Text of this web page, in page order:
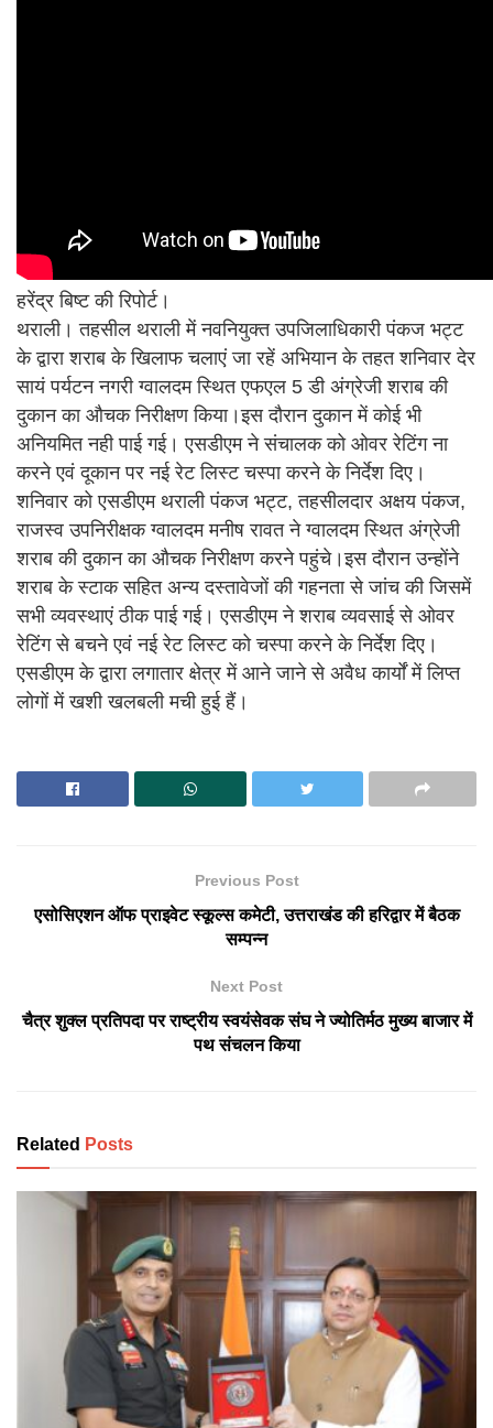
हरेंद्र बिष्ट की रिपोर्ट।
थराली। तहसील थराली में नवनियुक्त उपजिलाधिकारी पंकज भट्ट
के द्वारा शराब के खिलाफ चलाएं जा रहें अभियान के तहत शनिवार देर
सायं पर्यटन नगरी ग्वालदम स्थित एफएल 5 डी अंग्रेजी शराब की
दुकान का औचक निरीक्षण किया।इस दौरान दुकान में कोई भी
अनियमित नही पाई गई। एसडीएम ने संचालक को ओवर रेटिंग ना
करने एवं दूकान पर नई रेट लिस्ट चस्पा करने के निर्देश दिए।
शनिवार को एसडीएम थराली पंकज भट्ट, तहसीलदार अक्षय पंकज,
राजस्व उपनिरीक्षक ग्वालदम मनीष रावत ने ग्वालदम स्थित अंग्रेजी
शराब की दुकान का औचक निरीक्षण करने पहुंचे।इस दौरान उन्होंने
शराब के स्टाक सहित अन्य दस्तावेजों की गहनता से जांच की जिसमें
सभी व्यवस्थाएं ठीक पाई गई। एसडीएम ने शराब व्यवसाई से ओवर
रेटिंग से बचने एवं नई रेट लिस्ट को चस्पा करने के निर्देश दिए।
एसडीएम के द्वारा लगातार क्षेत्र में आने जाने से अवैध कार्यों में लिप्त
लोगों में खशी खलबली मची हुई हैं।
Previous Post
एसोसिएशन ऑफ प्राइवेट स्कूल्स कमेटी, उत्तराखंड की हरिद्वार में बैठक
सम्पन्न
Next Post
चैत्र शुक्ल प्रतिपदा पर राष्ट्रीय स्वयंसेवक संघ ने ज्योतिर्मठ मुख्य बाजार में
पथ संचलन किया
Related Posts